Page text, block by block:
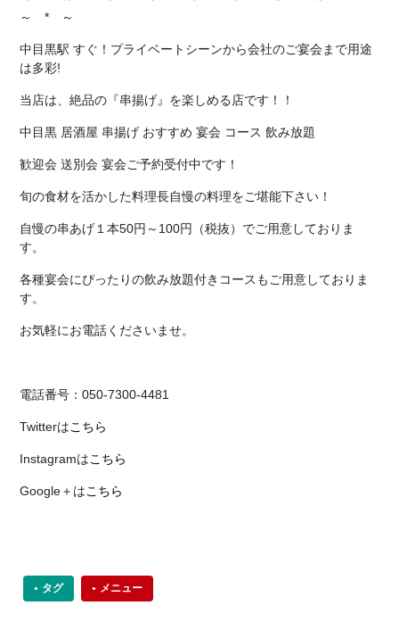
～ * ～
中目黒駅 すぐ！プライベートシーンから会社のご宴会まで用途
は多彩!
当店は、絶品の『串揚げ』を楽しめる店です！！
中目黒 居酒屋 串揚げ おすすめ 宴会 コース 飲み放題
歓迎会 送別会 宴会ご予約受付中です！
旬の食材を活かした料理長自慢の料理をご堪能下さい！
自慢の串あげ１本50円～100円（税抜）でご用意しておりま
す。
各種宴会にぴったりの飲み放題付きコースもご用意しておりま
す。
お気軽にお電話くださいませ。
電話番号：050-7300-4481
Twitterはこちら
Instagramはこちら
Google＋はこちら
タグ メニュー